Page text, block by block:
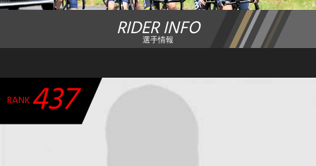
ランキング
チーム・選手
RIDER INFO
選手情報
RANK437